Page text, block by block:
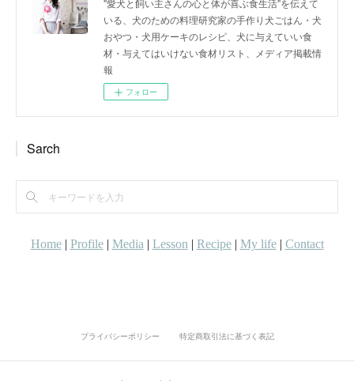
いる、犬のための料理研究家の手作り犬ごはん・犬
おやつ・犬用ケーキのレシピ、犬に与えていい食
材・与えてはいけない食材リスト、メディア掲載情
報
フォロー
Sarch
プライバシーポリシー 特定商取引法に基づく表記